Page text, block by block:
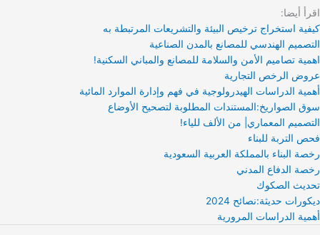
اقرأ أيضا:
كيفية استخراج ترخيص البيئة والتشريعات المرتبطة به
التصميم الهندسي للمصانع بالمدن الصناعية
اهمية تصاميم الأمن والسلامة للمصانع والمباني السكنية!
عروض الرخص التجارية
أهمية الدراسات الهيدرولوجية في فهم وإدارة الموارد المائية
سوق الصواريخ:المستندات المطلوبة لتصحيح الأوضاع
التصميم المعماري| من الألف للياء!
فحص التربة للبناء
رخصة البناء بالمملكة العربية السعودية
رخصة الدفاع المدني
تحديث الصكوك
ديكورات حديثة:نصائح 2024
أهمية الدراسات المرورية